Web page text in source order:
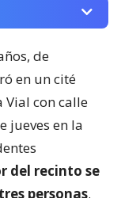
de
en un cité
Vial con calle
jueves en la
del recinto se
personas.